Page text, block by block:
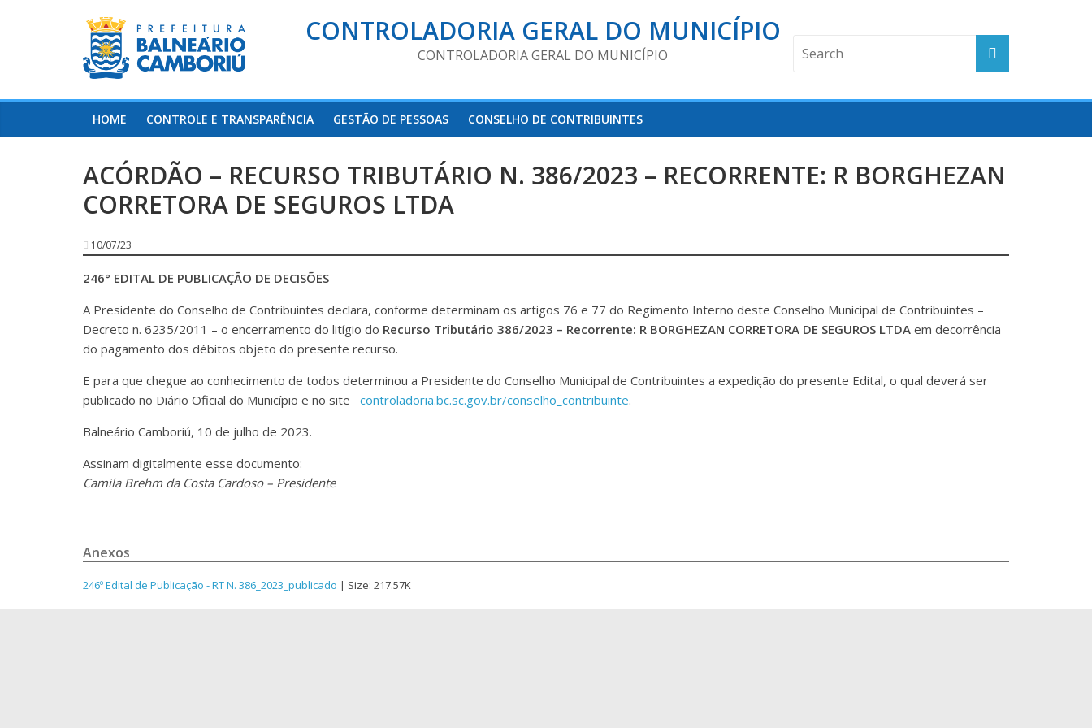
CONTROLADORIA GERAL DO MUNICÍPIO
CONTROLADORIA GERAL DO MUNICÍPIO
HOME CONTROLE E TRANSPARÊNCIA GESTÃO DE PESSOAS CONSELHO DE CONTRIBUINTES
ACÓRDÃO – RECURSO TRIBUTÁRIO N. 386/2023 – RECORRENTE: R BORGHEZAN
CORRETORA DE SEGUROS LTDA
10/07/23
246° EDITAL DE PUBLICAÇÃO DE DECISÕES
A Presidente do Conselho de Contribuintes declara, conforme determinam os artigos 76 e 77 do Regimento Interno deste Conselho Municipal de Contribuintes –
Decreto n. 6235/2011 – o encerramento do litígio do Recurso Tributário 386/2023 – Recorrente: R BORGHEZAN CORRETORA DE SEGUROS LTDA em decorrência
do pagamento dos débitos objeto do presente recurso.
E para que chegue ao conhecimento de todos determinou a Presidente do Conselho Municipal de Contribuintes a expedição do presente Edital, o qual deverá ser
publicado no Diário Oficial do Município e no site controladoria.bc.sc.gov.br/conselho_contribuinte.
Balneário Camboriú, 10 de julho de 2023.
Assinam digitalmente esse documento:
Camila Brehm da Costa Cardoso – Presidente
Anexos
246º Edital de Publicação - RT N. 386_2023_publicado | Size: 217.57K